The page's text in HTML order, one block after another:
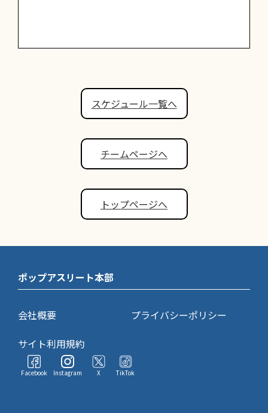
スケジュール一覧へ
チームページへ
トップページへ
ポップアスリート本部
会社概要
プライバシーポリシー
サイト利用規約
Facebook Instagram X TikTok